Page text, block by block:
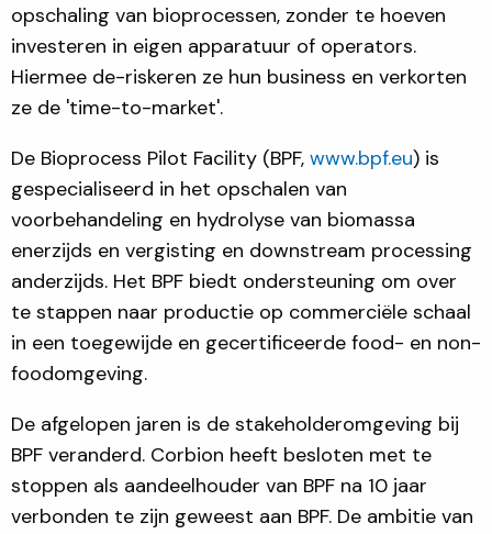
opschaling van bioprocessen, zonder te hoeven
investeren in eigen apparatuur of operators.
Hiermee de-riskeren ze hun business en verkorten
ze de 'time-to-market'.
De Bioprocess Pilot Facility (BPF, www.bpf.eu) is
gespecialiseerd in het opschalen van
voorbehandeling en hydrolyse van biomassa
enerzijds en vergisting en downstream processing
anderzijds. Het BPF biedt ondersteuning om over
te stappen naar productie op commerciële schaal
in een toegewijde en gecertificeerde food- en non-
foodomgeving.
De afgelopen jaren is de stakeholderomgeving bij
BPF veranderd. Corbion heeft besloten met te
stoppen als aandeelhouder van BPF na 10 jaar
verbonden te zijn geweest aan BPF. De ambitie van